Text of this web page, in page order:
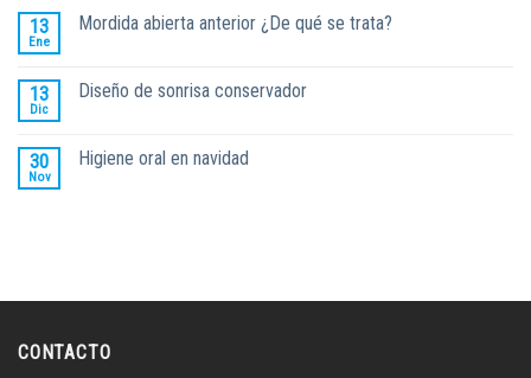
13
Ene
Mordida abierta anterior ¿De qué se trata?
13
Dic
Diseño de sonrisa conservador
30
Nov
Higiene oral en navidad
CONTACTO